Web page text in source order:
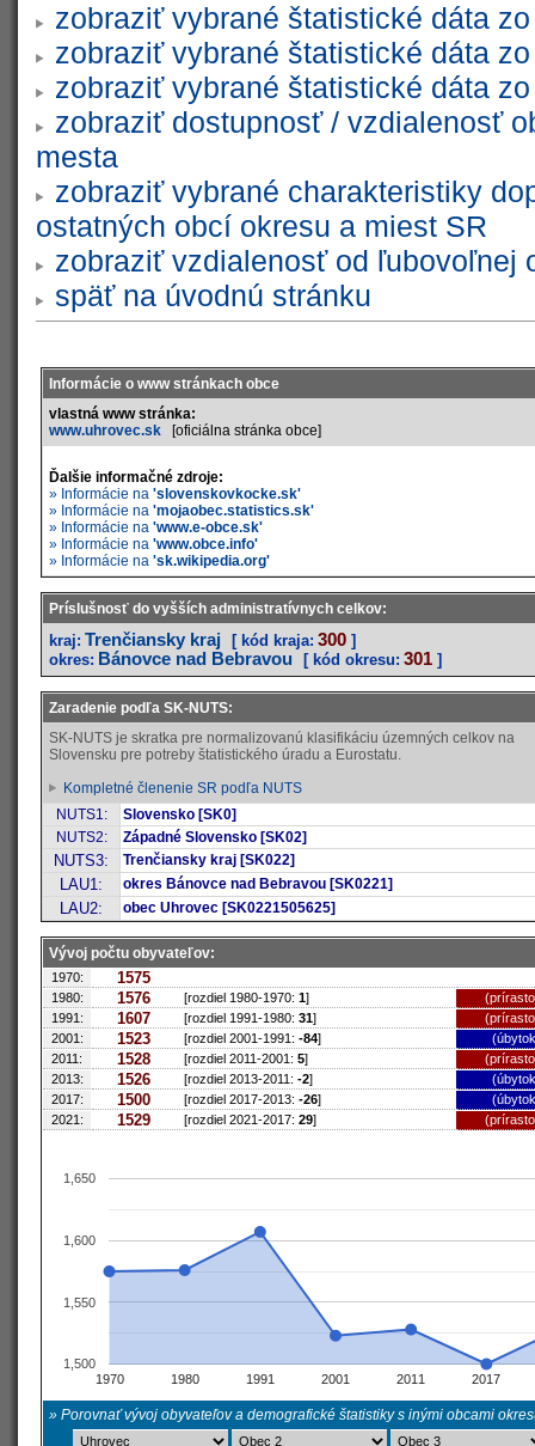
zobraziť vybrané štatistické dáta
zobraziť vybrané štatistické dáta
zobraziť vybrané štatistické dáta
zobraziť dostupnosť / vzdialenosť
mesta
zobraziť vybrané charakteristiky
ostatných obcí okresu a miest SR
zobraziť vzdialenosť od ľubovoľnej
späť na úvodnú stránku
Informácie o www stránkach obce
vlastná www stránka:
www.uhrovec.sk [oficiálna stránka obce]
Ďalšie informačné zdroje:
» Informácie na 'slovenskovkocke.sk'
» Informácie na 'mojaobec.statistics.sk'
» Informácie na 'www.e-obce.sk'
» Informácie na 'www.obce.info'
» Informácie na 'sk.wikipedia.org'
Príslušnosť do vyšších administratívnych celkov:
kraj: Trenčiansky kraj [ kód kraja: 300 ]
okres: Bánovce nad Bebravou [ kód okresu: 301 ]
Zaradenie podľa SK-NUTS:
SK-NUTS je skratka pre normalizovanú klasifikáciu územných celkov na
Slovensku pre potreby štatistického úradu a Eurostatu.
Kompletné členenie SR podľa NUTS
NUTS1:
Slovensko [SK0]
NUTS2:
Západné Slovensko [SK02]
NUTS3: Trenčiansky kraj [SK022]
LAU1: okres Bánovce nad Bebravou [SK0221]
LAU2: obec Uhrovec [SK0221505625]
Vývoj počtu obyvateľov:
1970: 1575
1980: 1576 [rozdiel 1980-1970: 1]
1991:
1607 [rozdiel 1991-1980: 31]
2001:
1523 [rozdiel 2001-1991: -84]
2011:
1528 [rozdiel 2011-2001: 5]
2013:
1526 [rozdiel 2013-2011: -2]
2017:
1500 [rozdiel 2017-2013: -26]
2021:
1529 [rozdiel 2021-2017: 29]
1970 1980 1991 2001 2011 2017
1,500
1,550
1,600
1,650
» Porovnať vývoj obyvateľov a demografické štatistiky s inými obcami